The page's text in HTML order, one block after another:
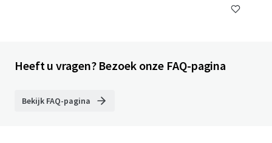
Heeft u vragen? Bezoek onze FAQ-pagina
Bekijk FAQ-pagina